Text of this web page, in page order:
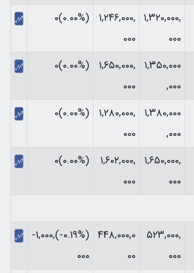
۱,۳۲۰,۰۰۰,
۰۰۰
۱,۲۴۶,۰۰۰,
۰۰۰
(۰.۰۰%)۰
۱,۳۵۰,۰۰۰
,۰۰۰
۱,۶۵۰,۰۰۰,
۰۰۰
(۰.۰۰%)۰
۱,۳۸۰,۰۰۰
,۰۰۰
۱,۲۸۰,۰۰۰,
۰۰۰
(۰.۰۰%)۰
۱,۶۵۰,۰۰۰,
۰۰۰
۱,۶۰۲,۰۰۰,
۰۰۰
(۰.۰۰%)۰
۵۲۳,۰۰۰,
۰۰۰
۴۴۸,۰۰۰,۰
۰۰
(‎-۰.۱۹%‏)‎-۱,۰۰۰,
۰۰۰‏